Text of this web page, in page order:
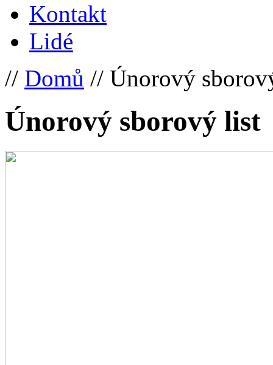
Kontakt
Lidé
// Domů // Únorový
Únorový sborový list